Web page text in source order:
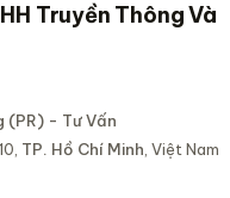
Truyền Thông Và
(PR) - Tư Vấn
TP. Hồ Chí Minh , Việt Nam